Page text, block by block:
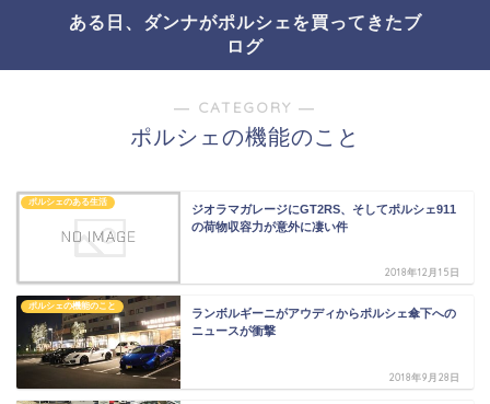
ある日、ダンナがポルシェを買ってきたブ
ログ
― CATEGORY ―
ポルシェの機能のこと
ポルシェのある生活
ジオラマガレージにGT2RS、そしてポルシェ911
の荷物収容力が意外に凄い件
2018年12月15日
ポルシェの機能のこと
ランボルギーニがアウディからポルシェ傘下への
ニュースが衝撃
2018年9月28日